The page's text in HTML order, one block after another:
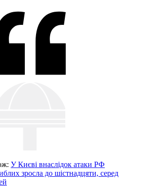
У Києві внаслідок атаки РФ
зросла до шістнадцяти, серед